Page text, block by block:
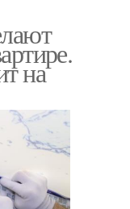
на